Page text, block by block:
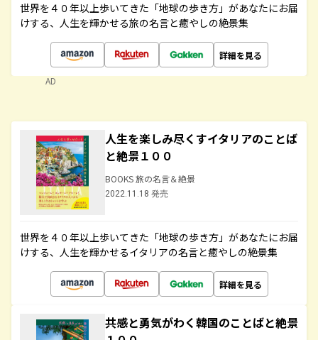
世界を４０年以上歩いてきた「地球の歩き方」があなたにお届
けする、人生を輝かせる旅の名言と癒やしの絶景集
詳細を見る
AD
人生を楽しみ尽くすイタリアのことば
と絶景１００
BOOKS 旅の名言＆絶景
2022.11.18 発売
世界を４０年以上歩いてきた「地球の歩き方」があなたにお届
けする、人生を輝かせるイタリアの名言と癒やしの絶景集
詳細を見る
共感と勇気がわく韓国のことばと絶景